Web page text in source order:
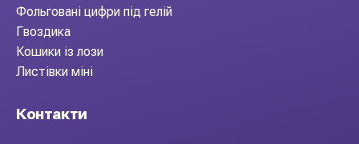
Фольговані цифри під гелій
Гвоздика
Кошики із лози
Листівки міні
Контакти